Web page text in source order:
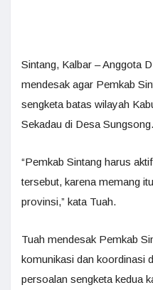
Sintang, Kalbar – Anggota
mendesak agar Pemkab
sengketa batas wilayah
Sekadau di Desa Sungsong.
“Pemkab Sintang harus
tersebut, karena memang
provinsi,” kata Tuah.
Tuah mendesak Pemkab
komunikasi dan koordinasi
persoalan sengketa kedua